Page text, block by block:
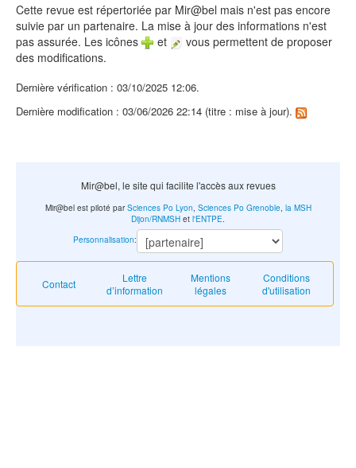
Cette revue est répertoriée par Mir@bel mais n'est pas encore
suivie par un partenaire. La mise à jour des informations n'est
pas assurée. Les icônes
et
vous permettent de proposer
des modifications.
Dernière vérification : 03/10/2025 12:06.
Dernière modification : 03/06/2026 22:14 (titre : mise à jour).
Mir@bel, le site qui facilite l'accès aux revues
Contact
Lettre
d’information
Mentions
légales
Conditions
d'utilisation
Mir@bel est piloté parSciences Po Lyon, Sciences Po Grenoble, la MSH
Dijon/RNMSH et l'ENTPE.
Personnalisation: